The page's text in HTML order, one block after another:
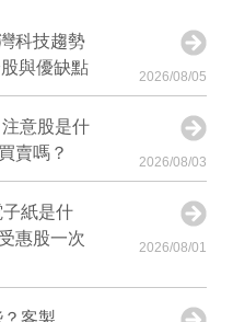
科技趨勢
與優缺點
2026/08/05
意股是什
賣嗎？
2026/08/03
紙是什
惠股一次
2026/08/01
客製